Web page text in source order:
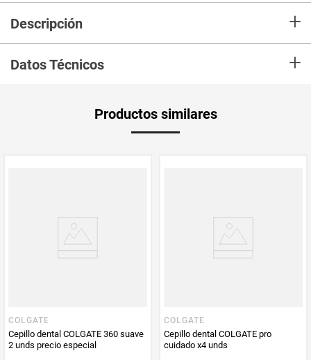
Descripción +
limpiar su boca con le mayor cuidado además cuenta con masajeador de
encías para ayudar a la limpieza desde su primer diente.
Datos Técnicos +
Productos similares
COLGATE
Cepillo dental COLGATE 360 suave
2 unds precio especial
COLGATE
Cepillo dental COLGATE pro
cuidado x4 unds